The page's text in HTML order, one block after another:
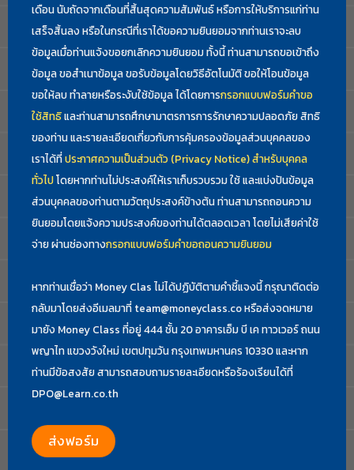
เดือน นับถัดจากเดือนที่สิ้นสุดความสัมพันธ์ หรือการให้บริการแก่ท่าน
เสร็จสิ้นลง หรือในกรณีที่เราได้ขอความยินยอมจากท่านเราจะลบ
ข้อมูลเมื่อท่านแจ้งขอยกเลิกความยินยอม ทั้งนี้ ท่านสามารถขอเข้าถึง
ข้อมูล ขอสำเนาข้อมูล ขอรับข้อมูลโดยวิธีอัตโนมัติ ขอให้โอนข้อมูล
ขอให้ลบ ทำลายหรือระงับใช้ข้อมูล ได้โดยการกรอกแบบฟอร์มคำขอ
ใช้สิทธิและท่านสามารถศึกษามาตรการการรักษาความปลอดภัย สิทธิ
ของท่าน และรายละเอียดเกี่ยวกับการคุ้มครองข้อมูลส่วนบุคคลของ
เราได้ที่ประกาศความเป็นส่วนตัว (Privacy Notice) สำหรับบุคคล
ทั่วไปโดยหากท่านไม่ประสงค์ให้เราเก็บรวบรวม ใช้ และแบ่งปันข้อมูล
ส่วนบุคคลของท่านตามวัตถุประสงค์ข้างต้น ท่านสามารถถอนความ
ยินยอมโดยแจ้งความประสงค์ของท่านได้ตลอดเวลา โดยไม่เสียค่าใช้
จ่าย ผ่านช่องทางกรอกแบบฟอร์มคำขอถอนความยินยอม
หากท่านเชื่อว่า Money Clas ไม่ได้ปฏิบัติตามคำชี้แจงนี้ กรุณาติดต่อ
กลับมาโดยส่งอีเมลมาที่ team@moneyclass.coหรือส่งจดหมาย
มายัง Money Class ที่อยู่ 444 ชั้น 20 อาคารเอ็ม บี เค ทาวเวอร์ ถนน
พญาไท แขวงวังใหม่ เขตปทุมวัน กรุงเทพมหานคร 10330 และหาก
ท่านมีข้อสงสัย สามารถสอบถามรายละเอียดหรือร้องเรียนได้ที่
DPO@Learn.co.th